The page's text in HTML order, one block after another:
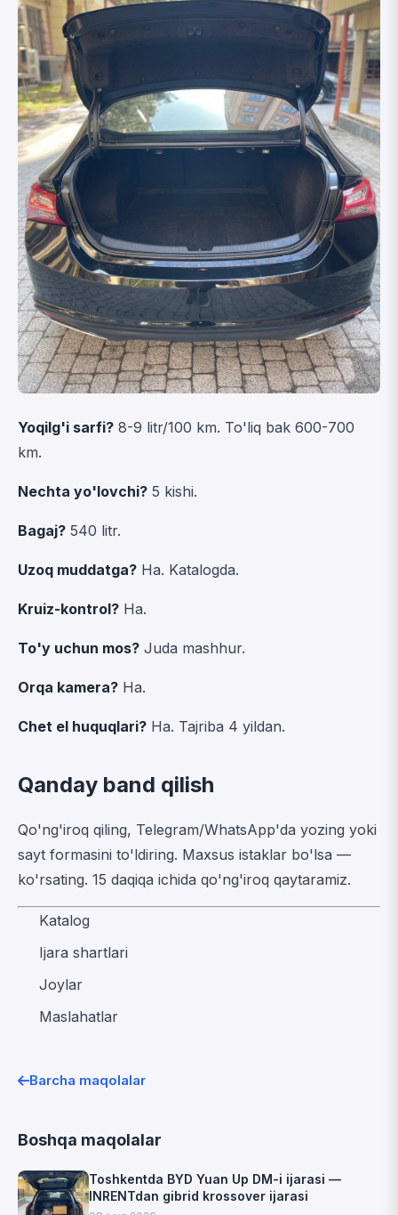
Yoqilg'i sarfi? 8-9 litr/100 km. To'liq bak 600-700
km.
Nechta yo'lovchi? 5 kishi.
Bagaj? 540 litr.
Uzoq muddatga? Ha. Katalogda.
Kruiz-kontrol? Ha.
To'y uchun mos? Juda mashhur.
Orqa kamera? Ha.
Chet el huquqlari? Ha. Tajriba 4 yildan.
Qanday band qilish
Qo'ng'iroq qiling, Telegram/WhatsApp'da yozing yoki
sayt formasini to'ldiring. Maxsus istaklar bo'lsa —
ko'rsating. 15 daqiqa ichida qo'ng'iroq qaytaramiz.
Katalog
Ijara shartlari
Joylar
Maslahatlar
Barcha maqolalar
Boshqa maqolalar
Toshkentda BYD Yuan Up DM-i ijarasi —
INRENTdan gibrid krossover ijarasi